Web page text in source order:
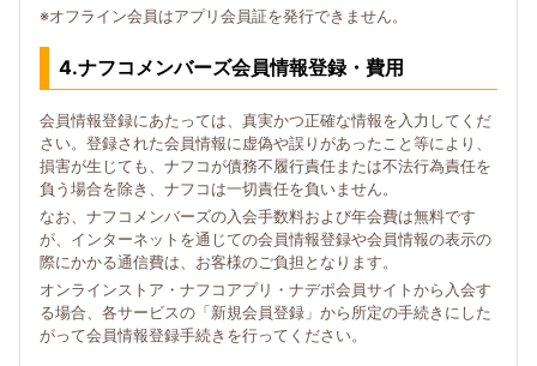
※オフライン会員はアプリ会員証を発行できません。
4.ナフコメンバーズ会員情報登録・費用
会員情報登録にあたっては、真実かつ正確な情報を入力してくだ
さい。登録された会員情報に虚偽や誤りがあったこと等により、
損害が生じても、ナフコが債務不履行責任または不法行為責任を
負う場合を除き、ナフコは一切責任を負いません。
なお、ナフコメンバーズの入会手数料および年会費は無料です
が、インターネットを通じての会員情報登録や会員情報の表示の
際にかかる通信費は、お客様のご負担となります。
オンラインストア・ナフコアプリ・ナデポ会員サイトから入会す
る場合、各サービスの「新規会員登録」から所定の手続きにした
がって会員情報登録手続きを行ってください。